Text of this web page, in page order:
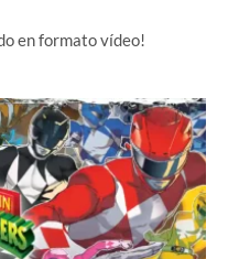
en formato vídeo!